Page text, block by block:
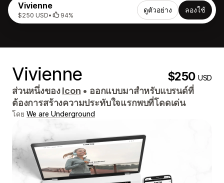
Vivienne
$250 USD• 94%
ดูตัวอย่าง ลองใช้
Vivienne $250USD
ส่วนหนึ่งของIcon • ออกแบบมาสำหรับแบรนด์ที่
ต้องการสร้างความประทับใจแรกพบที่โดดเด่น
โดย We are Underground